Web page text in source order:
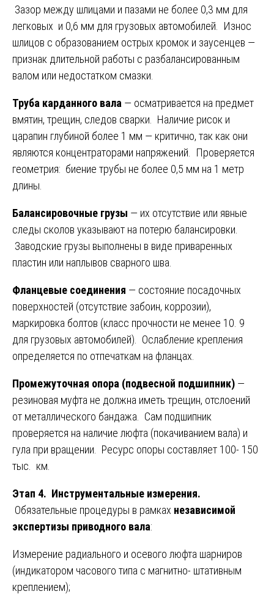
Зазор между шлицами и пазами не более 0,3 мм для
легковых и 0,6 мм для грузовых автомобилей. Износ
шлицов с образованием острых кромок и заусенцев —
признак длительной работы с разбалансированным
валом или недостатком смазки.
Труба карданного вала — осматривается на предмет
вмятин, трещин, следов сварки. Наличие рисок и
царапин глубиной более 1 мм — критично, так как они
являются концентраторами напряжений. Проверяется
геометрия: биение трубы не более 0,5 мм на 1 метр
длины.
Балансировочные грузы — их отсутствие или явные
следы сколов указывают на потерю балансировки.
Заводские грузы выполнены в виде приваренных
пластин или наплывов сварного шва.
Фланцевые соединения — состояние посадочных
поверхностей (отсутствие забоин, коррозии),
маркировка болтов (класс прочности не менее 10. 9
для грузовых автомобилей). Ослабление крепления
определяется по отпечаткам на фланцах.
Промежуточная опора (подвесной подшипник) —
резиновая муфта не должна иметь трещин, отслоений
от металлического бандажа. Сам подшипник
проверяется на наличие люфта (покачиванием вала) и
гула при вращении. Ресурс опоры составляет 100- 150
тыс. км.
Этап 4. Инструментальные измерения.
Обязательные процедуры в рамках независимой
экспертизы приводного вала:
Измерение радиального и осевого люфта шарниров
(индикатором часового типа с магнитно- штативным
креплением);